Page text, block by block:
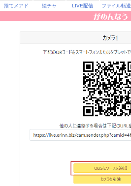
捨てメアド 絵チャ LIVE配信 ファイル転送